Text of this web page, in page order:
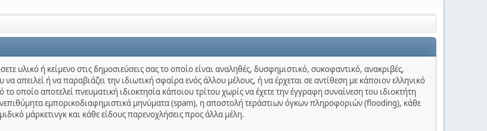
υλικό ή κείμενο στις δημοσιεύσεις σας το οποίο είναι αναληθές, δυσφημιστικό, συκοφαντικό, ανακριβές,
απειλεί ή να παραβιάζει την ιδιωτική σφαίρα ενός άλλου μέλους, ή να έρχεται σε αντίθεση με κάποιον ελληνικό
οποίο αποτελεί πνευματική ιδιοκτησία κάποιου τρίτου χωρίς να έχετε την έγγραφη συναίνεση του ιδιοκτήτη
εμπορικοδιαφημιστικά μηνύματα (spam), η αποστολή τεράστιων όγκων πληροφοριών (flooding), κάθε
μάρκετινγκ και κάθε είδους παρενοχλήσεις προς άλλα μέλη.